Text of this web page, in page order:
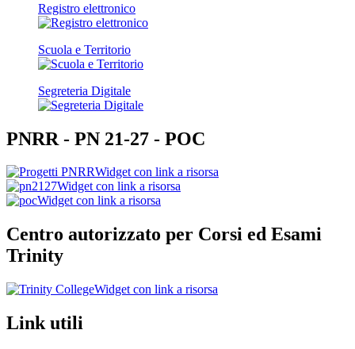
Registro elettronico
Scuola e Territorio
Segreteria Digitale
PNRR - PN 21-27 - POC
Widget con link a risorsa
Widget con link a risorsa
Widget con link a risorsa
Centro autorizzato per Corsi ed Esami
Trinity
Widget con link a risorsa
Link utili